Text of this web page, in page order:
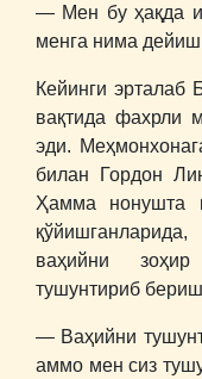
― Мен бу ҳақда
менга нима
Кейинги эрталаб
вақтида фахрли
эди.
билан Гордон
Ҳамма нонушта
ваҳийни
тушунтириб
― Ваҳийни
аммо мен сиз